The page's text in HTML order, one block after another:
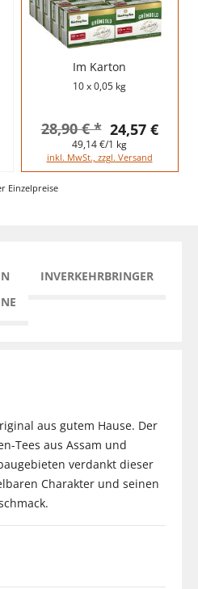
Im Karton
10 x 0,05 kg
24,57 €
28,90 € *
49,14 €/1 kg
inkl. MwSt., zzgl. Versand
Einzelpreise
INVERKEHRBRINGER
aus gutem Hause. Der
Tees aus Assam und
verdankt dieser
Charakter und seinen